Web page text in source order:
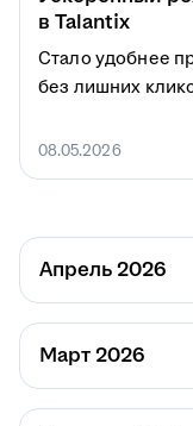
в Talantix
Стало удобнее
без лишних
08.05.2026
Апрель 2026
Март 2026